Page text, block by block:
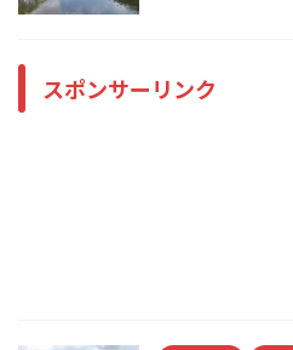
スポンサーリンク